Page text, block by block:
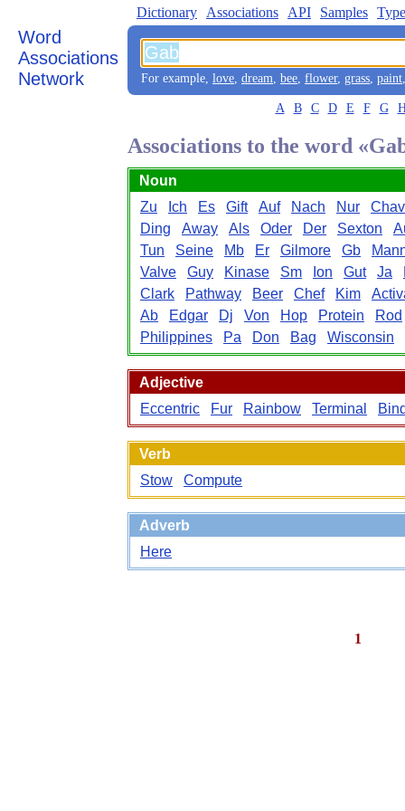
Word
Associations
Network
Dictionary Associations API Samples
For example, love, dream, bee, flower, grass, paint
A B C D E F G
Associations to the word
Noun
Zu
Ich Es Gift Auf Nach Nur
Ding
Away Als Oder Der Sexton
Tun
Seine Mb Er Gilmore Gb
Valve
Guy Kinase Sm Ion Gut Ja
Clark
Pathway Beer Chef Kim
Ab
Edgar Dj Von Hop Protein
Rod
Philippines
Pa Don Bag Wisconsin
Adjective
Eccentric
Fur Rainbow Terminal
Verb
Stow
Compute
Adverb
Here
1